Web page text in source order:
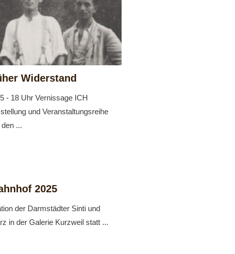
Widerstand
- 18 Uhr Vernissage ICH
und Veranstaltungsreihe
...
2025
der Darmstädter Sinti und
in der Galerie Kurzweil statt ...